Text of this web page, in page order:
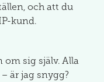
och att du
kund.
sig själv. Alla
är jag snygg?